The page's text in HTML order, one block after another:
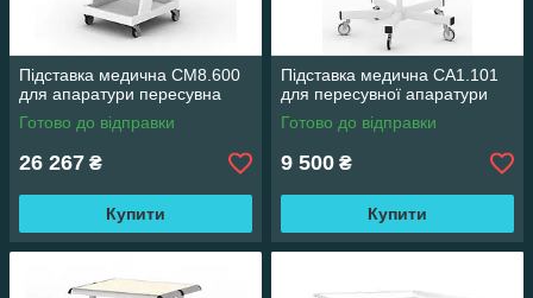
Підставка медична СМ8.600
для апаратури пересувна
Готово до відправки
26 267 ₴
Купити
Підставка медична СА1.101
для пересувної апаратури
Готово до відправки
9 500 ₴
Купити